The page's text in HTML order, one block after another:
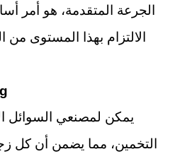
الجرعة المتقدمة، هو أمر
الالتزام بهذا المستوى من
يمكن لمصنعي السوائل
التخمين، مما يضمن أن كل